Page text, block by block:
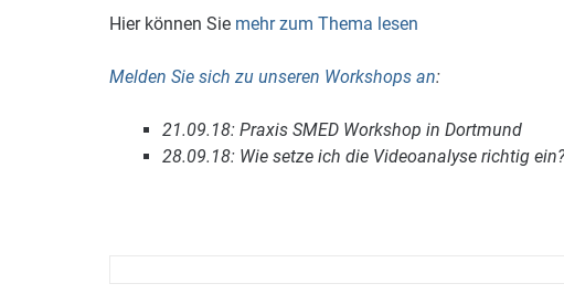
Hier können Sie mehr zum Thema lesen
Melden Sie sich zu unseren Workshops an:
21.09.18: Praxis SMED Workshop in Dortmund
28.09.18: Wie setze ich die Videoanalyse richtig